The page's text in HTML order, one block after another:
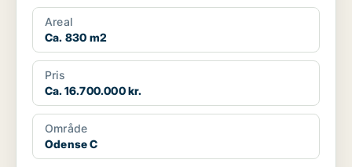
Areal
Ca. 830 m2
Pris
Ca. 16.700.000 kr.
Område
Odense C